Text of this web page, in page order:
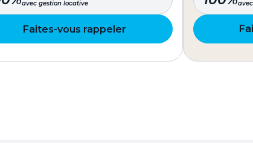
avec gestion locative
Faites-vous rappeler